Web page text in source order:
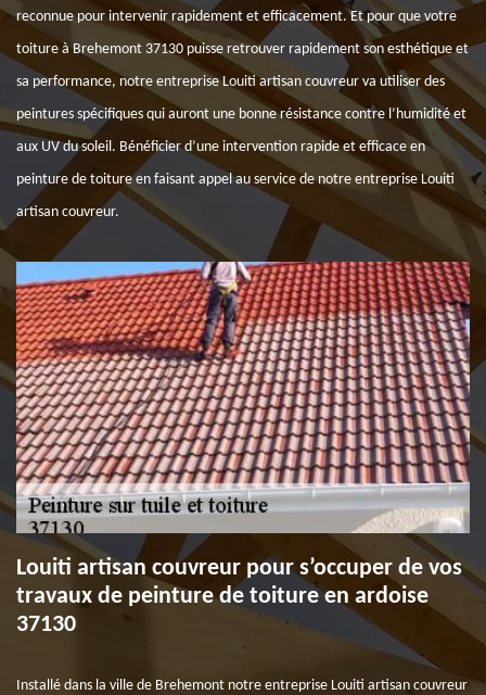
reconnue pour intervenir rapidement et efficacement. Et pour que votre
toiture à Brehemont 37130 puisse retrouver rapidement son esthétique et
sa performance, notre entreprise Louiti artisan couvreur va utiliser des
peintures spécifiques qui auront une bonne résistance contre l’humidité et
aux UV du soleil. Bénéficier d’une intervention rapide et efficace en
peinture de toiture en faisant appel au service de notre entreprise Louiti
artisan couvreur.
Louiti artisan couvreur pour s’occuper de vos
travaux de peinture de toiture en ardoise
37130
Installé dans la ville de Brehemont notre entreprise Louiti artisan couvreur